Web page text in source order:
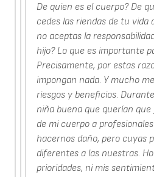
De quien es el cuerpo? De
cedes las riendas de tu vida
no aceptas la
hijo? Lo que es importante
Precisamente, por estas
impongan nada. Y mucho
riesgos y beneficios.
niña buena que querían
de mi cuerpo a
hacernos daño, pero cuyas
diferentes a las nuestras.
prioridades, ni mis